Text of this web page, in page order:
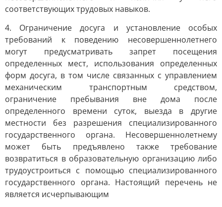
соответствующих трудовых навыков.
4. Ограничение досуга и установление особых
требований к поведению несовершеннолетнего
могут предусматривать запрет посещения
определенных мест, использования определенных
форм досуга, в том числе связанных с управлением
механическим транспортным средством,
ограничение пребывания вне дома после
определенного времени суток, выезда в другие
местности без разрешения специализированного
государственного органа. Несовершеннолетнему
может быть предъявлено также требование
возвратиться в образовательную организацию либо
трудоустроиться с помощью специализированного
государственного органа. Настоящий перечень не
является исчерпывающим